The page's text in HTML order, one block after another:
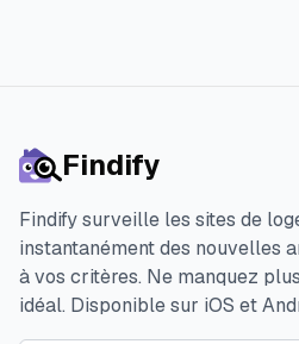
Findify
Findify surveille les sites de
instantanément des nouvelles
à vos critères. Ne manquez
idéal. Disponible sur iOS et